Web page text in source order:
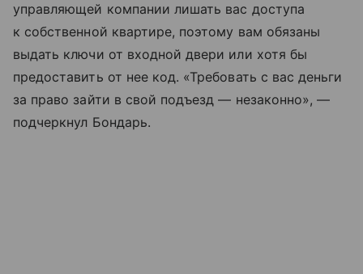
управляющей компании лишать вас доступа
к собственной квартире, поэтому вам обязаны
выдать ключи от входной двери или хотя бы
предоставить от нее код. «Требовать с вас деньги
за право зайти в свой подъезд — незаконно», —
подчеркнул Бондарь.